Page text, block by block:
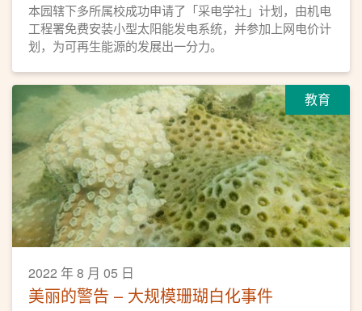
本园辖下多所属校成功申请了「采电学社」计划，由机电
工程署免费安装小型太阳能发电系统，并参加上网电价计
划，为可再生能源的发展出一分力。
教育
2022 年 8 月 05 日
美丽的警告 – 大规模珊瑚白化事件